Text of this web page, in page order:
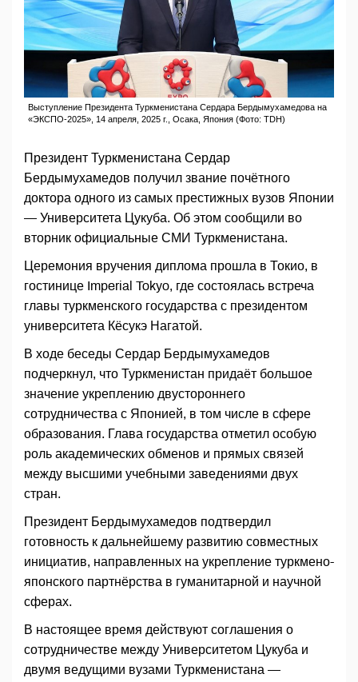
Выступление Президента Туркменистана Сердара Бердымухамедова на
«ЭКСПО-2025», 14 апреля, 2025 г., Осака, Япония (Фото: TDH)
Президент Туркменистана Сердар
Бердымухамедов получил звание почётного
доктора одного из самых престижных вузов Японии
— Университета Цукуба. Об этом сообщили во
вторник официальные СМИ Туркменистана.
Церемония вручения диплома прошла в Токио, в
гостинице Imperial Tokyo, где состоялась встреча
главы туркменского государства с президентом
университета Кёсукэ Нагатой.
В ходе беседы Сердар Бердымухамедов
подчеркнул, что Туркменистан придаёт большое
значение укреплению двустороннего
сотрудничества с Японией, в том числе в сфере
образования. Глава государства отметил особую
роль академических обменов и прямых связей
между высшими учебными заведениями двух
стран.
Президент Бердымухамедов подтвердил
готовность к дальнейшему развитию совместных
инициатив, направленных на укрепление туркмено-
японского партнёрства в гуманитарной и научной
сферах.
В настоящее время действуют соглашения о
сотрудничестве между Университетом Цукуба и
двумя ведущими вузами Туркменистана —